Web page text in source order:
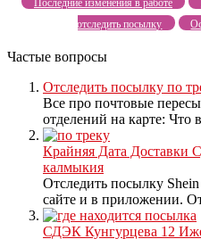
Последние изменения в работе
отследить посылку
Частые вопросы
Отследить посылку по
Все про почтовые
отделений на карте: Что
Крайняя Дата Доставки
калмыкия
Отследить посылку
сайте и в приложении.
СДЭК Кунгурцева 12